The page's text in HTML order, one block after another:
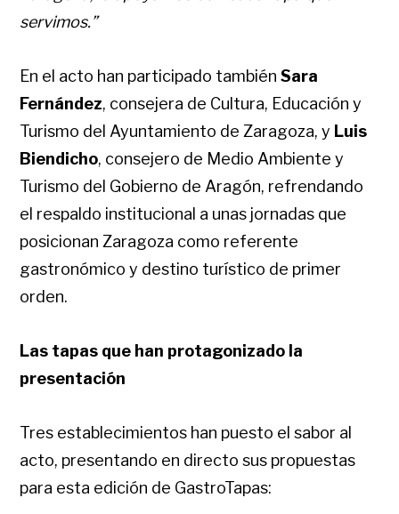
servimos.”
En el acto han participado tambiénSara
Fernández, consejera de Cultura, Educación y
Turismo del Ayuntamiento de Zaragoza, y Luis
Biendicho, consejero de Medio Ambiente y
Turismo del Gobierno de Aragón, refrendando
el respaldo institucional a unas jornadas que
posicionan Zaragoza como referente
gastronómico y destino turístico de primer
orden.
Las tapas que han protagonizado la
presentación
Tres establecimientos han puesto el sabor al
acto, presentando en directo sus propuestas
para esta edición de GastroTapas: